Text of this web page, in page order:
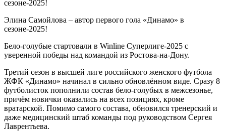
Элина Самойлова – автор первого гола «Динамо» в
сезоне-2025!
Бело-голубые стартовали в Winline Суперлиге-2025 с
уверенной победы над командой из Ростова-на-Дону.
Третий сезон в высшей лиге российского женского футбола
ЖФК «Динамо» начинал в сильно обновлённом виде. Сразу 8
футболисток пополнили состав бело-голубых в межсезонье,
причём новички оказались на всех позициях, кроме
вратарской. Помимо самого состава, обновился тренерский и
даже медицинский штаб команды под руководством Сергея
Лаврентьева.